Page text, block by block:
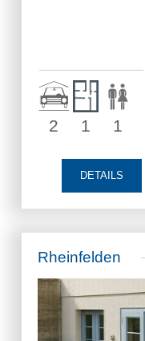
2 1 1
DETAILS
Rheinfelden